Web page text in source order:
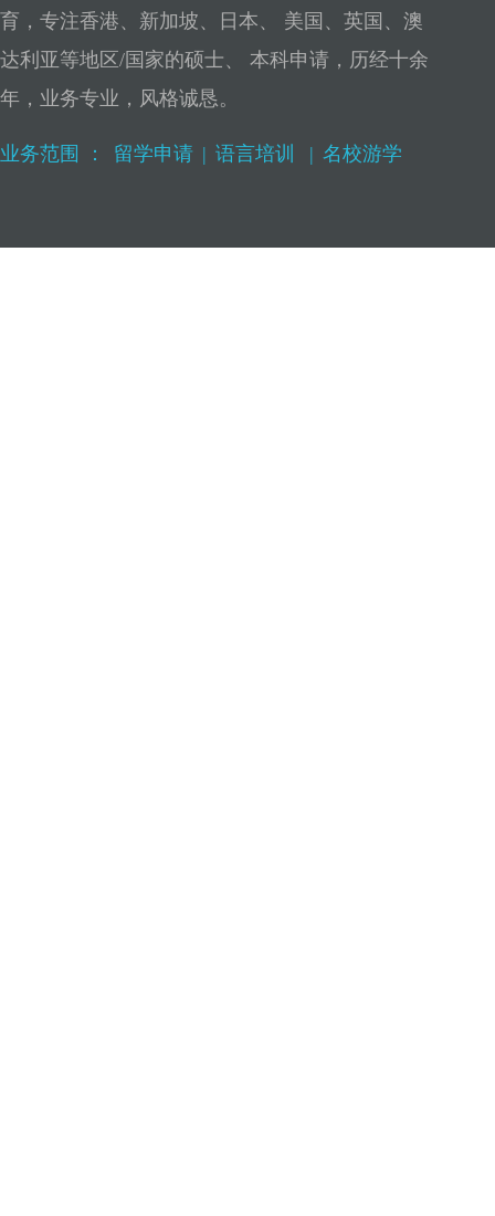
育，专注香港、新加坡、日本、 美国、英国、澳
达利亚等地区/国家的硕士、 本科申请，历经十余
年，业务专业，风格诚恳。
业务范围 ： 留学申请 | 语言培训 | 名校游学